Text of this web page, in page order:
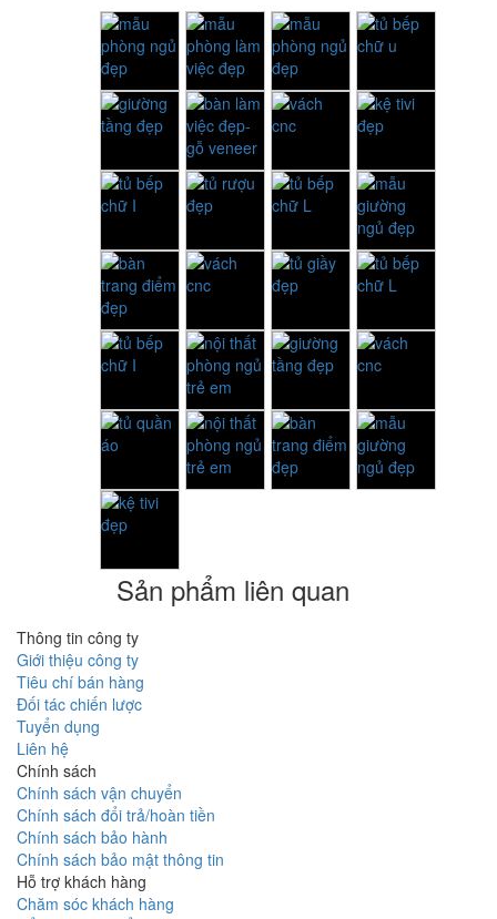
Sản phẩm liên quan
Thông tin công ty
Giới thiệu công ty
Tiêu chí bán hàng
Đối tác chiến lược
Tuyển dụng
Liên hệ
Chính sách
Chính sách vận chuyển
Chính sách đổi trả/hoàn tiền
Chính sách bảo hành
Chính sách bảo mật thông tin
Hỗ trợ khách hàng
Chăm sóc khách hàng